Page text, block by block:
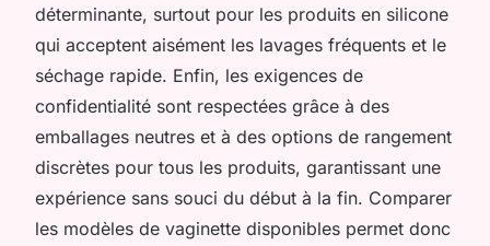
déterminante, surtout pour les produits en silicone
qui acceptent aisément les lavages fréquents et le
séchage rapide. Enfin, les exigences de
confidentialité sont respectées grâce à des
emballages neutres et à des options de rangement
discrètes pour tous les produits, garantissant une
expérience sans souci du début à la fin. Comparer
les modèles de vaginette disponibles permet donc